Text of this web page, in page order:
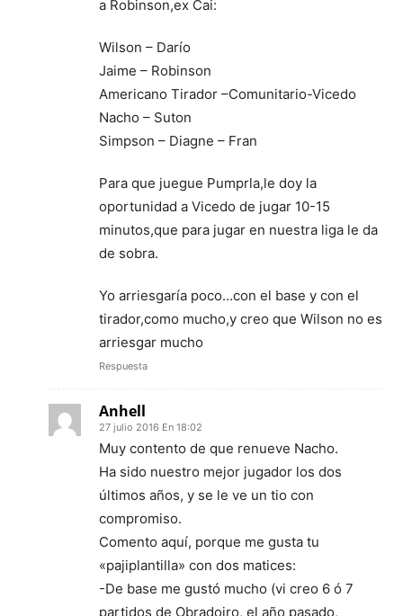
a Robinson,ex Cai:
Wilson – Darío
Jaime – Robinson
Americano Tirador –Comunitario-Vicedo
Nacho – Suton
Simpson – Diagne – Fran
Para que juegue Pumprla,le doy la
oportunidad a Vicedo de jugar 10-15
minutos,que para jugar en nuestra liga le da
de sobra.
Yo arriesgaría poco…con el base y con el
tirador,como mucho,y creo que Wilson no es
arriesgar mucho
Respuesta
Anhell
27 julio 2016 En 18:02
Muy contento de que renueve Nacho.
Ha sido nuestro mejor jugador los dos
últimos años, y se le ve un tio con
compromiso.
Comento aquí, porque me gusta tu
«pajiplantilla» con dos matices:
-De base me gustó mucho (vi creo 6 ó 7
partidos de Obradoiro, el año pasado,